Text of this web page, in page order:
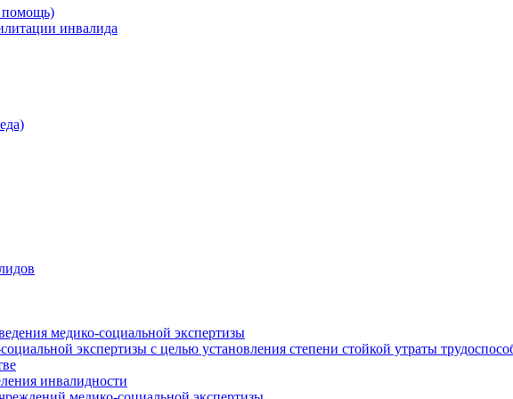
помощь)
инвалида
медико-социальной экспертизы
экспертизы с целью установления степени стойкой утраты
инвалидности